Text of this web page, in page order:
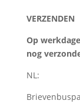
VERZENDEN
Op
nog
NL: